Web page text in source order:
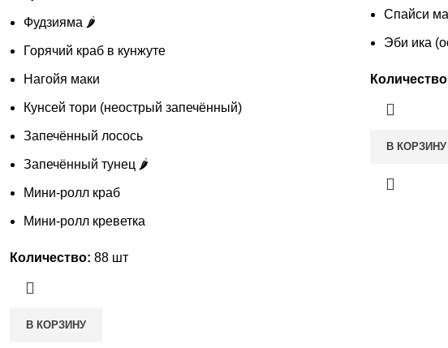
Фудзияма 🌶️
Горячий краб в кунжуте
Нагойя маки
Кунсей тори (неострый запечённый)
Запечённый лосось
Запечённый тунец 🌶️
Мини-ролл краб
Мини-ролл креветка
Количество: 88 шт
В КОРЗИНУ
Спайси
Эби ика
В КОРЗИНУ